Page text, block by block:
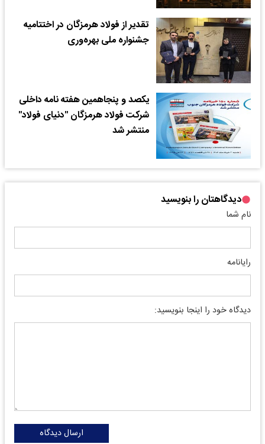
تقدیر از فولاد هرمزگان در اختتامیه
جشنواره ملی بهره‌وری
یکصد و پنجاهمین هفته نامه داخلی
شرکت فولاد هرمزگان "دنیای فولاد"
منتشر شد
دیدگاهتان را بنویسید
نام شما
رایانامه
دیدگاه خود را اینجا بنویسید:
ارسال دیدگاه